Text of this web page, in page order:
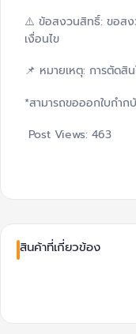
⚠️ ข้อสงวนสิทธิ์: ขอสง
เงื่อนไข
📌 หมายเหตุ: การตัดสิ
*สามารถขอออกใบกำก
Post Views: 463
สินค้าที่เกี่ยวข้อง